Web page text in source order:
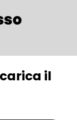
il